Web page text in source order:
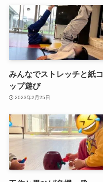
みんなでストレッチと紙コ
ップ遊び
2023年2月25日